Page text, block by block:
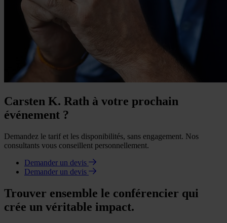
Carsten K. Rath à votre prochain
événement ?
Demandez le tarif et les disponibilités, sans engagement. Nos
consultants vous conseillent personnellement.
Demander un devis
Demander un devis
Trouver ensemble le conférencier qui
crée un véritable impact.